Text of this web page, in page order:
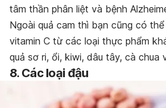
tâm thần phân liệt và bệnh
Ngoài quả cam thì bạn cũng có
vitamin C từ các loại thực phẩm
quả sơ ri, ổi, kiwi, dâu tây, cà chua
8. Các loại đậu